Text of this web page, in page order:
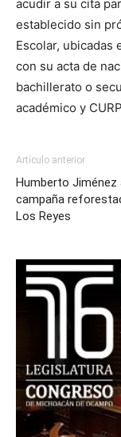
acudir a su cita
establecido sin
Escolar, ubicadas
con su acta de
bachillerato o
académico y
Artículo anterior
Humberto Jiménez
campaña
Los Reyes